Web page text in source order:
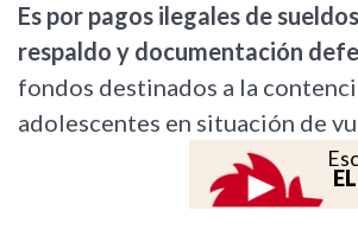
Es por pagos ilegales de
respaldo y documentación
fondos destinados a la
adolescentes en situación de